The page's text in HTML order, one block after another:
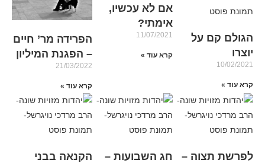
הגולם קם על
יוצרו
10/02/2021
קרא עוד »
אם לא עכשיו,
אימתי?
11/07/2021
קרא עוד »
הפרידה מר’ חיים
– הפגנת המיליון
21/03/2022
קרא עוד »
לפרשת תצוה – חג השבועות – הקנאה בבני